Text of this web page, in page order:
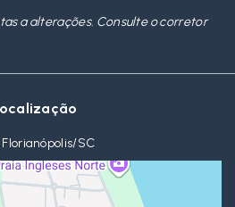
a alterações. Consulte o corretor
SC